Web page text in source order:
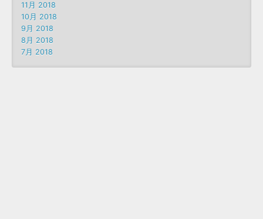
11月 2018
10月 2018
9月 2018
8月 2018
7月 2018